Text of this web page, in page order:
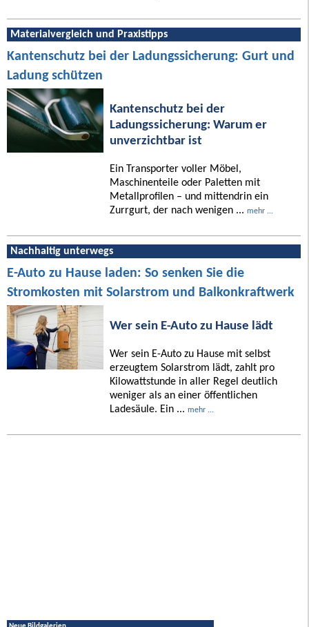
Materialvergleich und Praxistipps
Kantenschutz bei der Ladungssicherung: Gurt und
Ladung schützen
Kantenschutz bei der
Ladungssicherung: Warum er
unverzichtbar ist
Ein Transporter voller Möbel,
Maschinenteile oder Paletten mit
Metallprofilen – und mittendrin ein
Zurrgurt, der nach wenigen ... mehr ...
Nachhaltig unterwegs
E-Auto zu Hause laden: So senken Sie die
Stromkosten mit Solarstrom und Balkonkraftwerk
Wer sein E-Auto zu Hause lädt
Wer sein E-Auto zu Hause mit selbst
erzeugtem Solarstrom lädt, zahlt pro
Kilowattstunde in aller Regel deutlich
weniger als an einer öffentlichen
Ladesäule. Ein ... mehr ...